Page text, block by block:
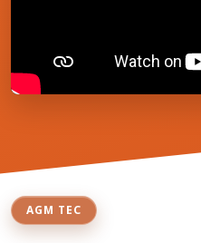
AGM TEC